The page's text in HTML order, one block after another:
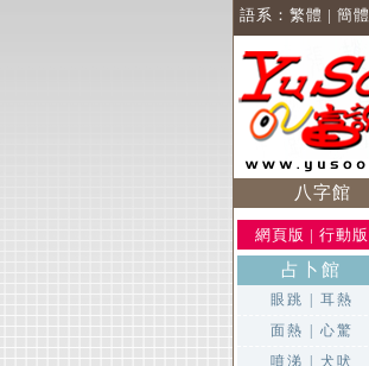
語系： 繁體 | 簡體
八字館
網頁版 | 行動版
占卜館
眼跳
耳熱
面熱
心驚
噴涕
犬吠